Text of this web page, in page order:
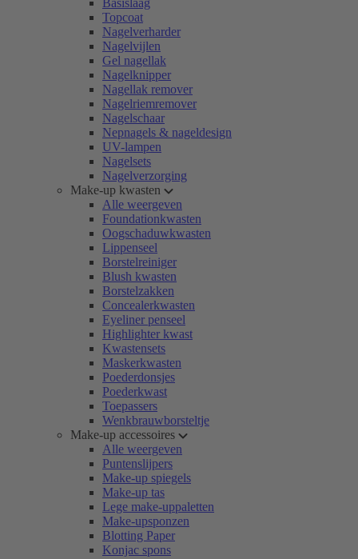
Basislaag
Topcoat
Nagelverharder
Nagelvijlen
Gel nagellak
Nagelknipper
Nagellak remover
Nagelriemremover
Nagelschaar
Nepnagels & nageldesign
UV-lampen
Nagelsets
Nagelverzorging
Make-up kwasten
Alle weergeven
Foundationkwasten
Oogschaduwkwasten
Lippenseel
Borstelreiniger
Blush kwasten
Borstelzakken
Concealerkwasten
Eyeliner penseel
Highlighter kwast
Kwastensets
Maskerkwasten
Poederdonsjes
Poederkwast
Toepassers
Wenkbrauwborsteltje
Make-up accessoires
Alle weergeven
Puntenslijpers
Make-up spiegels
Make-up tas
Lege make-uppaletten
Make-upsponzen
Blotting Paper
Konjac spons